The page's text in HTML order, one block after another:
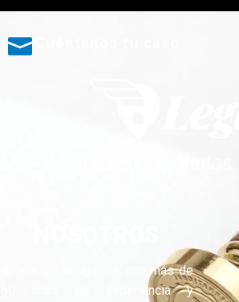
Bufete de abogados, con más de
60 años de experiencia y